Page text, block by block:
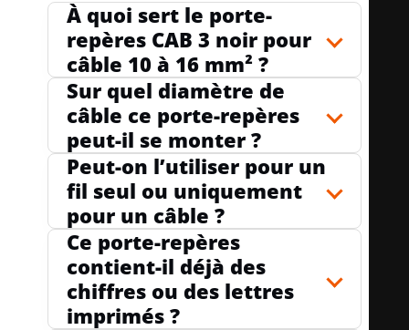
À quoi sert le porte-
repères CAB 3 noir pour
câble 10 à 16 mm² ?
Sur quel diamètre de
câble ce porte-repères
peut-il se monter ?
Peut-on l’utiliser pour un
fil seul ou uniquement
pour un câble ?
Ce porte-repères
contient-il déjà des
chiffres ou des lettres
imprimés ?